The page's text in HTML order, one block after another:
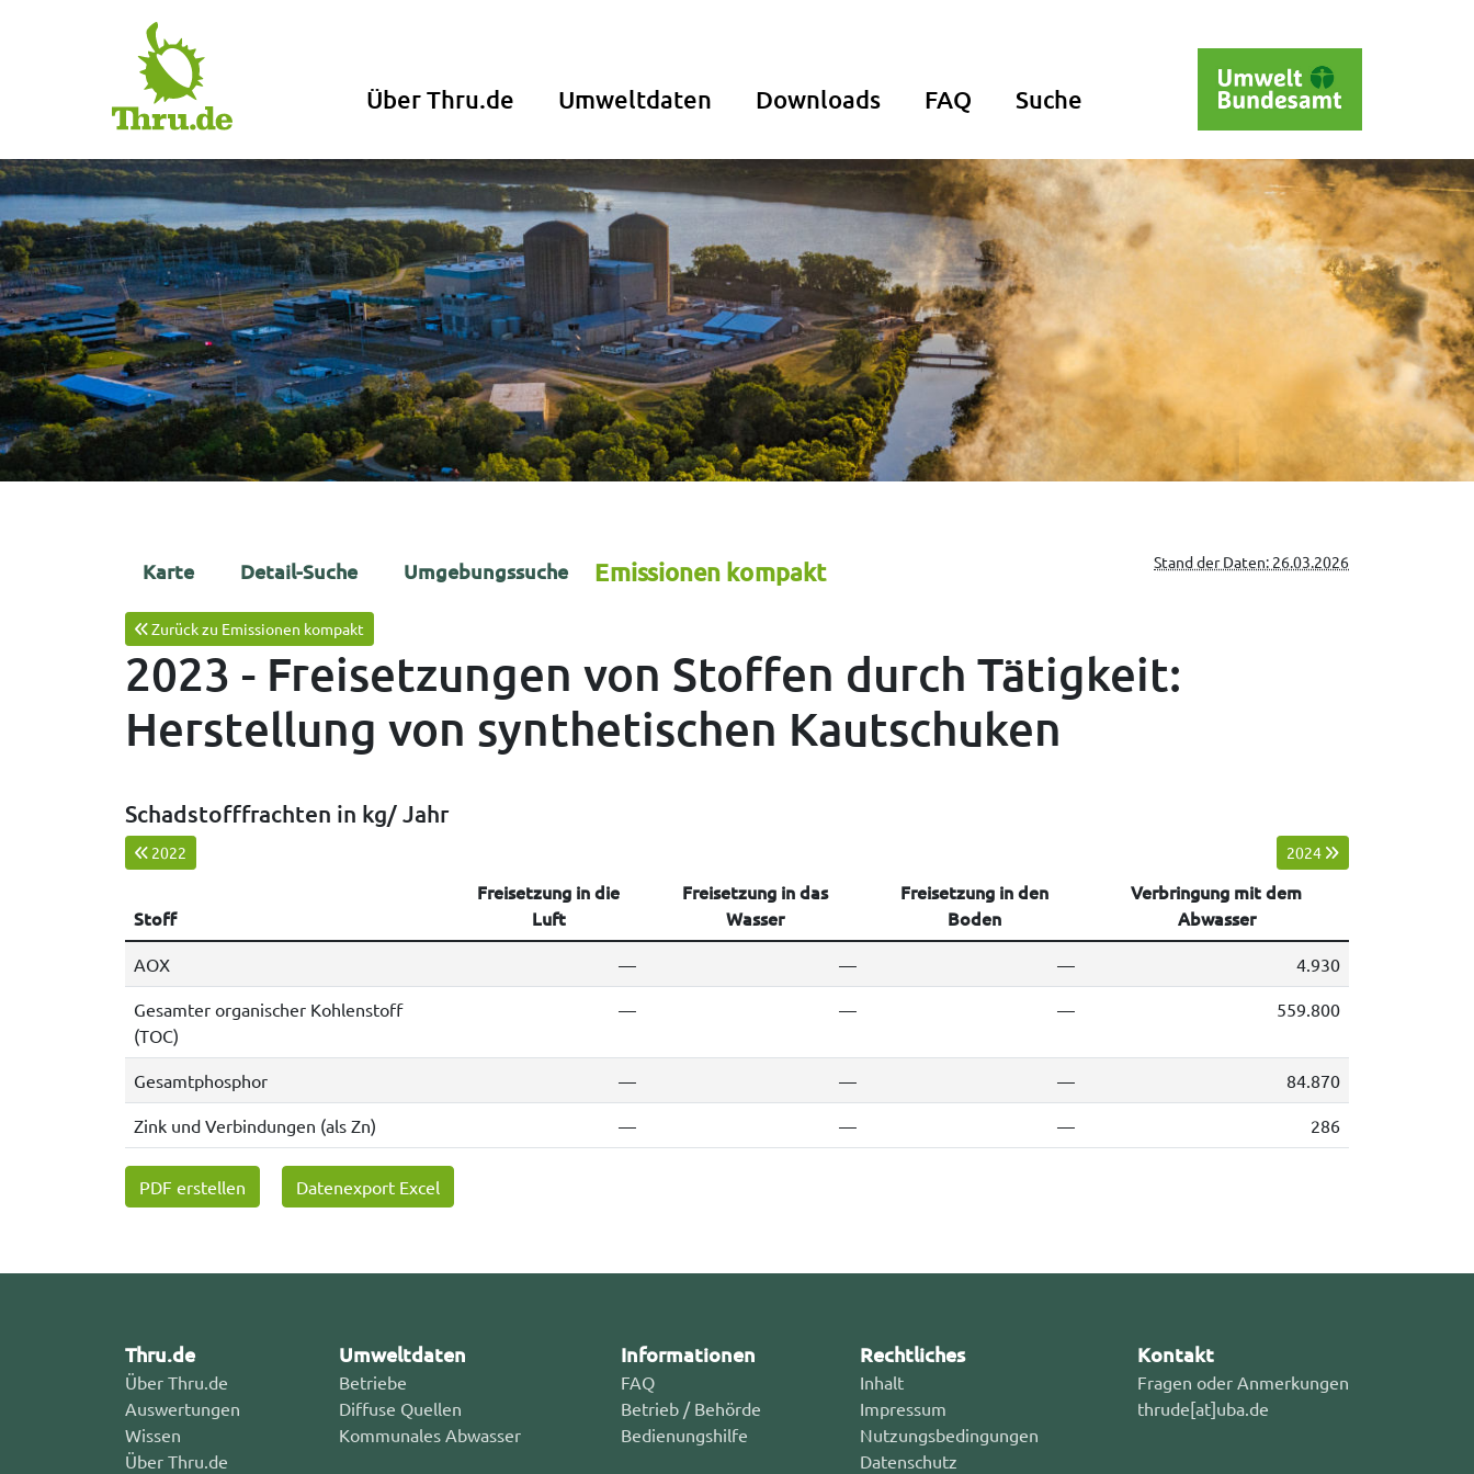
Über Thru.de Umweltdaten Downloads FAQ Suche
Stand der Daten: 26.03.2026
Karte Detail-Suche Umgebungssuche Emissionen kompakt
Zurück zu Emissionen kompakt
2023 - Freisetzungen von Stoffen durch Tätigkeit:
Herstellung von synthetischen Kautschuken
Schadstofffrachten in kg/ Jahr
2022 2024
Stoff
Freisetzung in die
Luft
Freisetzung in das
Wasser
Freisetzung in den
Boden
Verbringung mit dem
Abwasser
AOX — — — 4.930
Gesamter organischer Kohlenstoff
(TOC)
— — — 559.800
Gesamtphosphor — — — 84.870
Zink und Verbindungen (als Zn) — — — 286
PDF erstellen Datenexport Excel
Thru.de
Über Thru.de
Auswertungen
Wissen
Über Thru.de
Umweltdaten
Betriebe
Diffuse Quellen
Kommunales Abwasser
Informationen
FAQ
Betrieb / Behörde
Bedienungshilfe
Rechtliches
Inhalt
Impressum
Nutzungsbedingungen
Datenschutz
Kontakt
Fragen oder Anmerkungen
thrude[at]uba.de